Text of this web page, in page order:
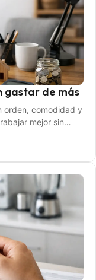
gastar de más
orden, comodidad y
mejor sin